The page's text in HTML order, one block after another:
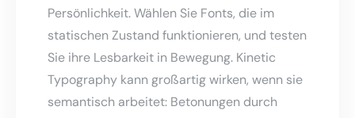
Persönlichkeit. Wählen Sie Fonts, die im
statischen Zustand funktionieren, und testen
Sie ihre Lesbarkeit in Bewegung. Kinetic
Typography kann großartig wirken, wenn sie
semantisch arbeitet: Betonungen durch